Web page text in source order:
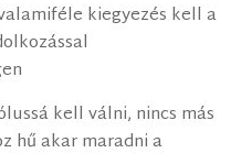
kiegyezés kell a
kell válni, nincs más
hű akar maradni a